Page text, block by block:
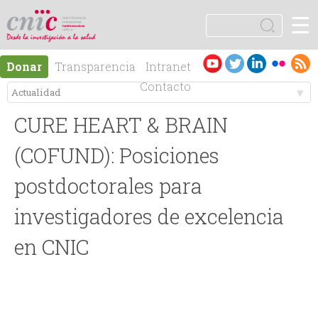
logotipo
En
gli
sh
Es
pa
ño
l
F
o
r
m
u
l
u
s
c
Donar Transparencia
Intranet
Contacto
☰
M
e
n
ú
p
CURE HEART & BRAIN
(COFUND): Posiciones
postdoctorales para
investigadores de excelencia
en CNIC